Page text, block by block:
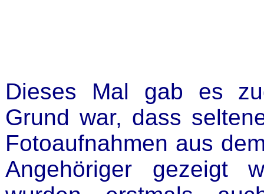
Dieses Mal gab es
Grund war, dass
Fotoaufnahmen aus
Angehöriger gezeigt